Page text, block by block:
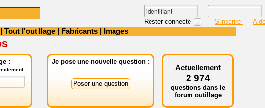
Rester connecté S'inscrire Aide
| Tout l'outillage | Fabricants | Images
: Je pose une nouvelle question :
Actuellement
2 974
questions dans le
forum outillage